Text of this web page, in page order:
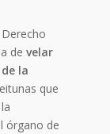
develar
la
que
órgano de